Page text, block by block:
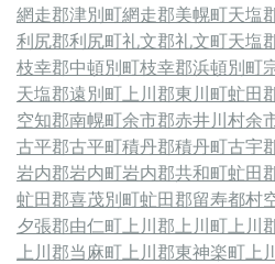
網走郡津別町網走郡美幌町天塩
利尻郡利尻町礼文郡礼文町天塩
枝幸郡中頓別町枝幸郡浜頓別町
天塩郡遠別町 上川郡東川町虻田
空知郡南幌町余市郡赤井川村余
古平郡古平町積丹郡積丹町古宇
岩内郡岩内町岩内郡共和町虻田
虻田郡喜茂別町虻田郡留寿都村
夕張郡由仁町 上川郡上川町 上川
上川郡当麻町 上川郡東神楽町 上